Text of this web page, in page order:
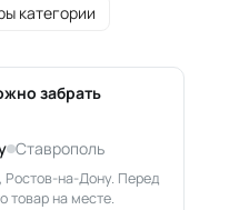
категории
забрать
Ставрополь
Ростов-на-Дону. Перед
товар на месте.